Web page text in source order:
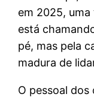
em 2025,
está
pé, mas pela
madura de
O pessoal